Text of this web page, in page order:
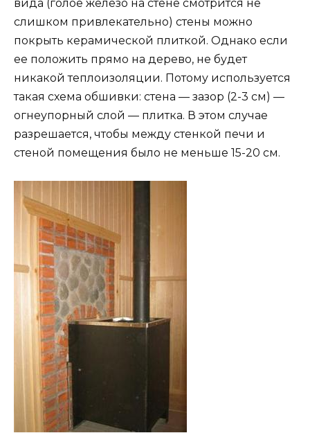
вида (голое железо на стене смотрится не
слишком привлекательно) стены можно
покрыть керамической плиткой. Однако если
ее положить прямо на дерево, не будет
никакой теплоизоляции. Потому используется
такая схема обшивки: стена — зазор (2-3 см) —
огнеупорный слой — плитка. В этом случае
разрешается, чтобы между стенкой печи и
стеной помещения было не меньше 15-20 см.